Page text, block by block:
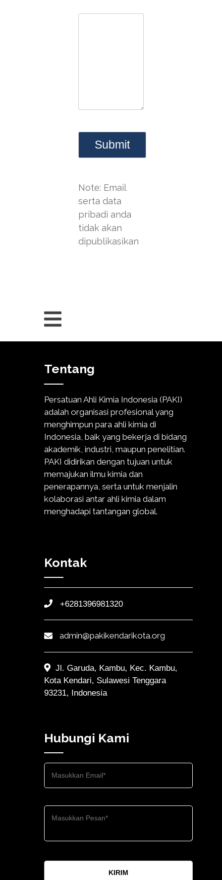
Note: Email
serta data
pribadi anda
tidak akan
dipublikasikan
Tentang
Persatuan Ahli Kimia Indonesia (PAKI)
adalah organisasi profesional yang
menghimpun para ahli kimia di
Indonesia, baik yang bekerja di bidang
akademik, industri, maupun penelitian.
PAKI didirikan dengan tujuan untuk
memajukan ilmu kimia dan
penerapannya, serta untuk menjalin
kolaborasi antar ahli kimia dalam
menghadapi tantangan global.
Kontak
+6281396981320
admin@pakikendarikota.org
Jl. Garuda, Kambu, Kec. Kambu,
Kota Kendari, Sulawesi Tenggara
93231, Indonesia
Hubungi Kami
KIRIM